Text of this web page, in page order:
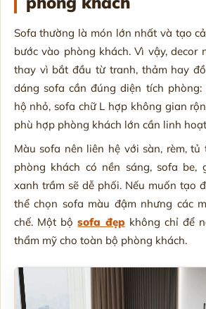
Sofa thường là món lớn nhất và tạo
bước vào phòng khách. Vì vậy, decor
thay vì bắt đầu từ tranh, thảm hay
dáng sofa cần đúng diện tích
hộ nhỏ, sofa chữ L hợp không gian
phù hợp phòng khách lớn cần linh
Màu sofa nên liên hệ với sàn, rèm,
phòng khách có nền sáng, sofa be,
xanh trầm sẽ dễ phối. Nếu muốn tạo
thể chọn sofa màu đậm nhưng các
chế. Một bộsofa đẹpkhông chỉ để
thẩm mỹ cho toàn bộ phòng khách.